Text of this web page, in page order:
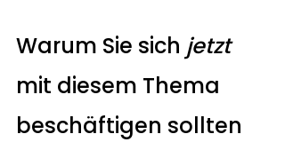
Warum Sie sich jetzt
mit diesem Thema
beschäftigen sollten